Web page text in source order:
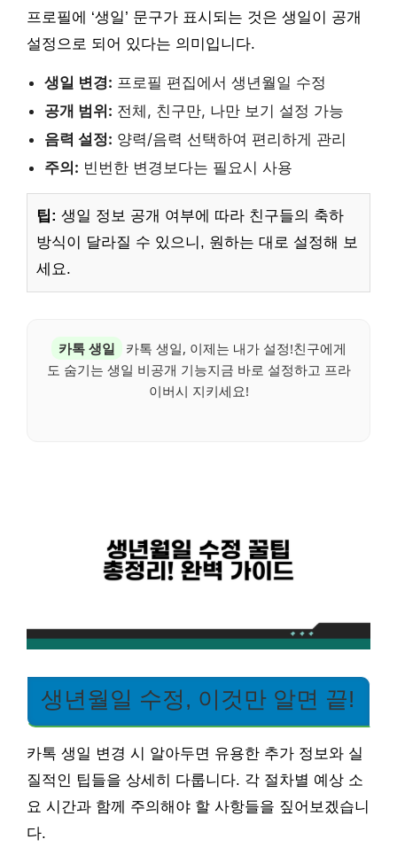
프로필에 ‘생일’ 문구가 표시되는 것은 생일이 공개
설정으로 되어 있다는 의미입니다.
생일 변경: 프로필 편집에서 생년월일 수정
공개 범위: 전체, 친구만, 나만 보기 설정 가능
음력 설정: 양력/음력 선택하여 편리하게 관리
주의: 빈번한 변경보다는 필요시 사용
팁: 생일 정보 공개 여부에 따라 친구들의 축하
방식이 달라질 수 있으니, 원하는 대로 설정해 보
세요.
카톡 생일
카톡 생일, 이제는 내가 설정!친구에게
도 숨기는 생일 비공개 기능지금 바로 설정하고 프라
이버시 지키세요!
생년월일 수정, 이것만 알면 끝!
카톡 생일 변경 시 알아두면 유용한 추가 정보와 실
질적인 팁들을 상세히 다룹니다. 각 절차별 예상 소
요 시간과 함께 주의해야 할 사항들을 짚어보겠습니
다.